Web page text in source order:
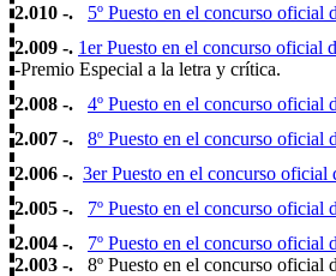
2.010 -.
5º Puesto en el concurso oficial
2.009 -. 1er Puesto en el concurso oficial
-Premio Especial a la letra y crítica.
2.008 -.
4º Puesto en el concurso oficial
2.007 -. 8º Puesto en el concurso oficial
2.006 -. 3er Puesto en el concurso oficial
2.005 -.
7º Puesto en el concurso oficial
2.004 -.
7º Puesto en el concurso oficial
2.003 -. 8º Puesto en el concurso oficial